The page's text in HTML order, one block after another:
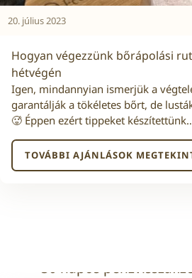
20. július 2023
Hogyan végezzünk bőrápolási
hétvégén
Igen, mindannyian ismerjük a
garantálják a tökéletes bőrt, de
🥵 Éppen ezért tippeket
TOVÁBBI AJÁNLÁSOK
30 napos